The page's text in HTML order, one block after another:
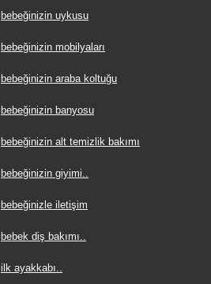
bebeğinizin uykusu
bebeğinizin mobilyaları
bebeğinizin araba koltuğu
bebeğinizin banyosu
bebeğinizin alt temizlik bakımı
bebeğinizin giyimi..
bebeğinizle iletişim
bebek diş bakımı..
ilk ayakkabı..